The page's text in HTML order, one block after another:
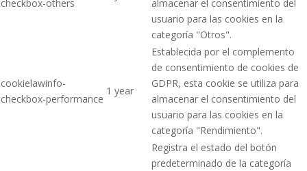
checkbox-others
almacenar el consentimiento del
usuario para las cookies en la
categoría "Otros".
cookielawinfo-
checkbox-performance
1 year
Establecida por el complemento
de consentimiento de cookies de
GDPR, esta cookie se utiliza para
almacenar el consentimiento del
usuario para las cookies en la
categoría "Rendimiento".
Registra el estado del botón
predeterminado de la categoría